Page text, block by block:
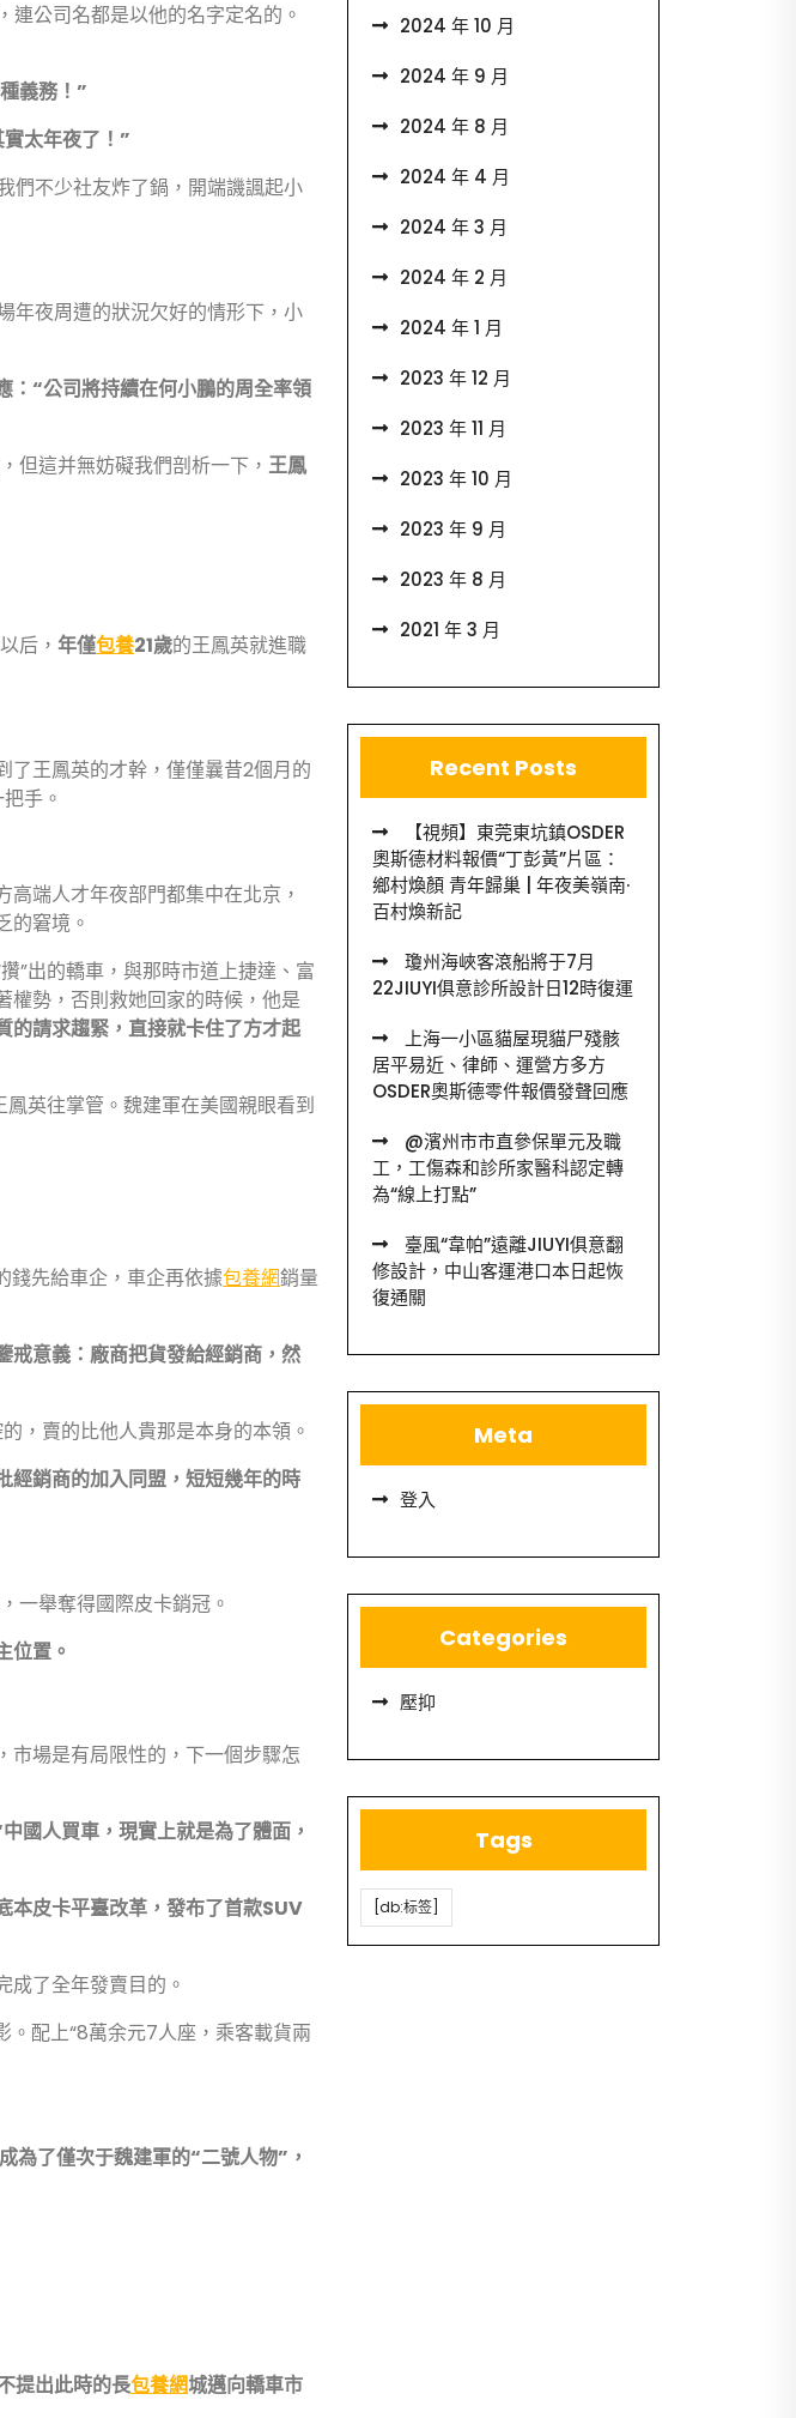
公司名都是以他的名字定名的。
義務！”
太年夜了！”
們不少社友炸了鍋，開端譏諷起小
年夜周遭的狀況欠好的情形下，小
： “公司將持續在何小鵬的周全率領
但這并無妨礙我們剖析一下， 王鳳
后， 年僅包養21歲的王鳳英就進職
了王鳳英的才幹，僅僅曩昔2個月的
手。
端人才年夜部門都集中在北京，
的窘境。
”出的轎車，與那時市道上捷達、富
權勢，否則救她回家的時候，他是
的請求趨緊，直接就卡住了方才起
英往掌管。魏建軍在美國親眼看到
錢先給車企，車企再依據包養網銷量
戒意義： 廠商把貨發給經銷商，然
，賣的比他人貴那是本身的本領。
經銷商的加入同盟，短短幾年的時
一舉奪得國際皮卡銷冠。
位置。
市場是有局限性的，下一個步驟怎
國人買車，現實上就是為了體面，
本皮卡平臺改革，發布了首款SUV
了全年發賣目的。
配上“8萬余元7人座，乘客載貨兩
成為了僅次于魏建軍的“二號人物”，
提出此時的長包養網城邁向轎車市
2024 年 10 月
2024 年 9 月
2024 年 8 月
2024 年 4 月
2024 年 3 月
2024 年 2 月
2024 年 1 月
2023 年 12 月
2023 年 11 月
2023 年 10 月
2023 年 9 月
2023 年 8 月
2021 年 3 月
Recent Posts
【視頻】東莞東坑鎮OSDER
奧斯德材料報價“丁彭黃”片區：
鄉村煥顏 青年歸巢 | 年夜美嶺南·
百村煥新記
瓊州海峽客滾船將于7月
22JIUYI俱意診所設計日12時復運
上海一小區貓屋現貓尸殘骸
居平易近、律師、運營方多方
OSDER奧斯德零件報價發聲回應
@濱州市市直參保單元及職
工，工傷森和診所家醫科認定轉
為“線上打點”
臺風“韋帕”遠離JIUYI俱意翻
修設計，中山客運港口本日起恢
復通關
Meta
登入
Categories
壓抑
Tags
[db:标签]